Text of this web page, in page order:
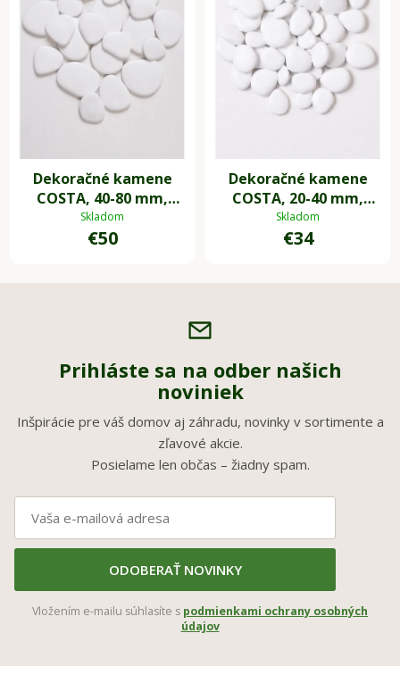
Dekoračné kamene
COSTA, 40-80 mm,
plast, biela
Skladom
€50
Dekoračné kamene
COSTA, 20-40 mm,
plast, biela
Skladom
€34
Prihláste sa na odber našich
noviniek
Inšpirácie pre váš domov aj záhradu, novinky v sortimente a
zľavové akcie.
Posielame len občas – žiadny spam.
ODOBERAŤ NOVINKY
Vložením e-mailu súhlasíte s podmienkami ochrany osobných
údajov